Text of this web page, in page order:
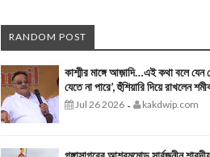
RANDOM POST
কাশ্মীর মাঙ্গে আজ়াদি…এই কথা বলে যেন
যেতে না পারে’, হুঁশিয়ারি দিয়ে রাখলেন
Jul 26 2026 - kakdwip.com